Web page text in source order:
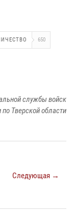
650
службы войск
Тверской области
Следующая →